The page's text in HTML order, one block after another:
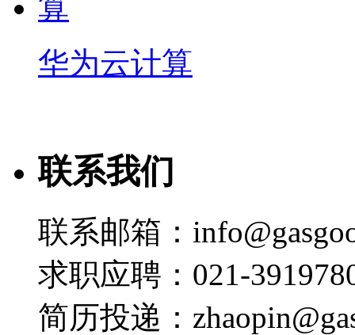
华为云计算
联系我们
联系邮箱：
求职应聘：021-
简历投递：